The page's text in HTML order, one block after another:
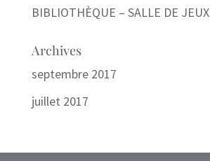
BIBLIOTHÈQUE – SALLE DE JEUX
Archives
septembre 2017
juillet 2017